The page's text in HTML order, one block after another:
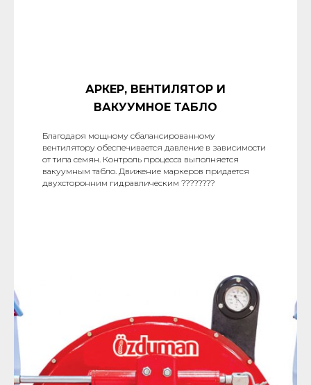
АРКЕР, ВЕНТИЛЯТОР И
ВАКУУМНОЕ ТАБЛО
Благодаря мощному сбалансированному
вентилятору обеспечивается давление в зависимости
от типа семян. Контроль процесса выполняется
вакуумным табло. Движение маркеров придается
двухсторонним гидравлическим ????????